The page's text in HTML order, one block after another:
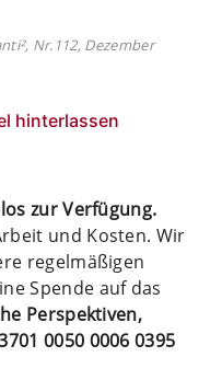
Nr.112, Dezember
hinterlassen
zur Verfügung.
und Kosten. Wir
regelmäßigen
Spende auf das
Perspektiven,
0050 0006 0395